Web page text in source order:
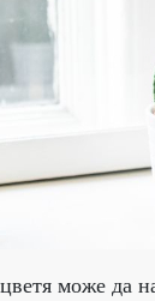
може да